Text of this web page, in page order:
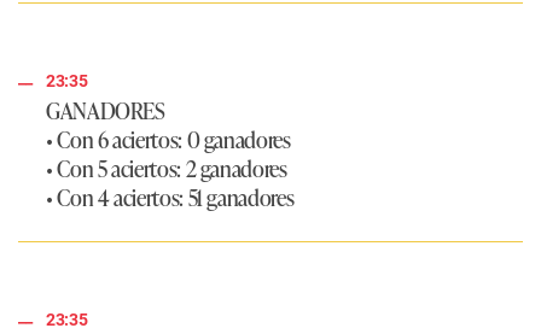
23:35
GANADORES
• Con 6 aciertos: 0 ganadores
• Con 5 aciertos: 2 ganadores
• Con 4 aciertos: 51 ganadores
23:35